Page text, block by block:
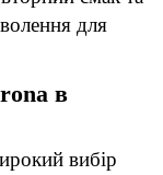
для
в
вибір